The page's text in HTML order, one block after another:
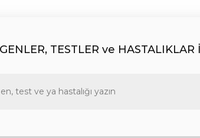
TESTLER ve